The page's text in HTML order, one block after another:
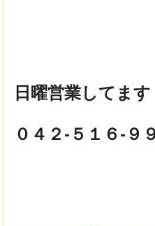
日曜営業してます
０４２-５１６-９